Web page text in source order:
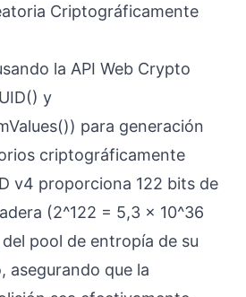
Criptográficamente
la API Web Crypto
y
para generación
criptográficamente
v4 proporciona 122 bits de
(2^122 = 5,3 × 10^36
pool de entropía de su
asegurando que la